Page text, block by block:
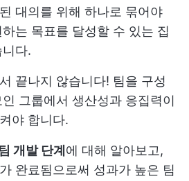
대의를 위해 하나로 묶어야
는 목표를 달성할 수 있는 집
다.
끝나지 않습니다! 팀을 구성
그룹에서 생산성과 응집력이
야 합니다.
개발 단계 에 대해 알아보고,
완료됨으로써 성과가 높은 팀